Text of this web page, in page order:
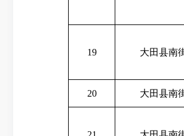
19 大田县南
20 大田县南